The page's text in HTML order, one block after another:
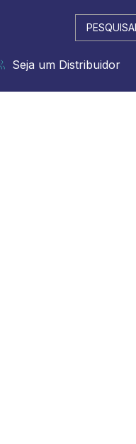
Pesquisar
...
Seja um Distribuidor